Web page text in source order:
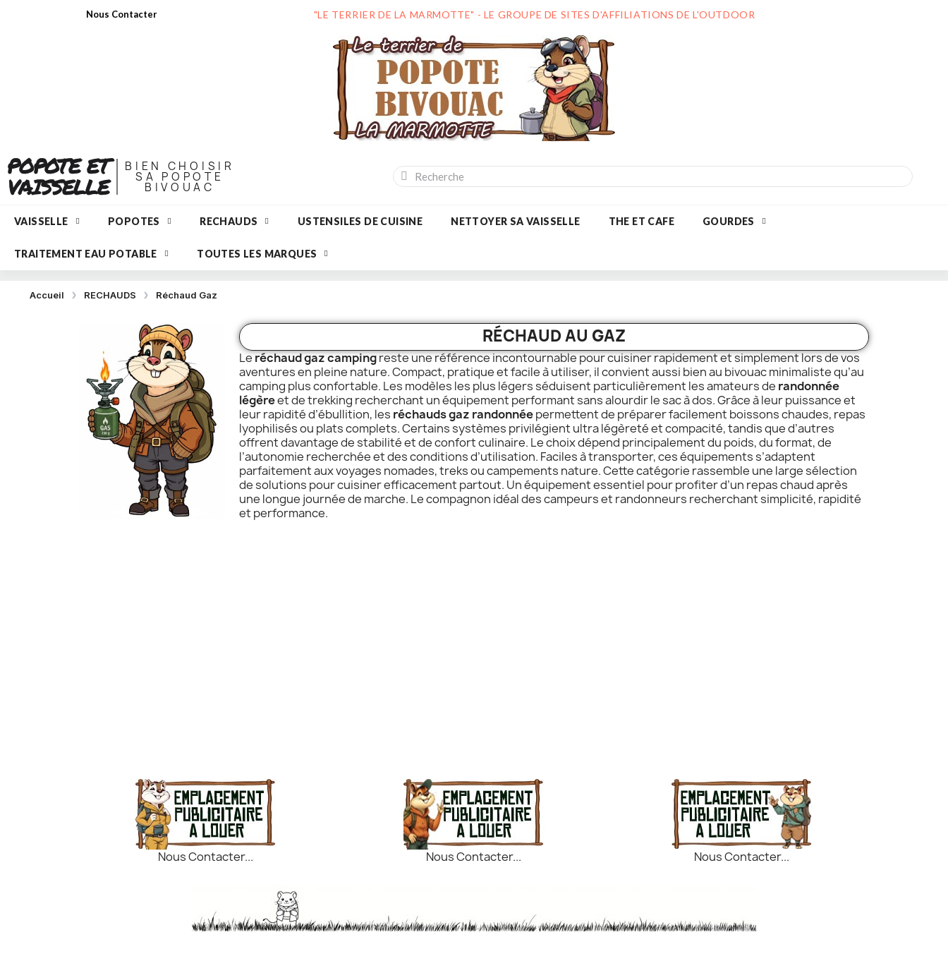
Nous Contacter "LE TERRIER DE LA MARMOTTE" - LE GROUPE DE SITES D'AFFILIATIONS DE L'OUTDOOR
POPOTE ET
VAISSELLE
BIEN CHOISIR
SA POPOTE
BIVOUAC
VAISSELLE POPOTES RECHAUDS USTENSILES DE CUISINE NETTOYER SA VAISSELLE THE ET CAFE GOURDES
TRAITEMENT EAU POTABLE TOUTES LES MARQUES
Accueil RECHAUDS Réchaud Gaz
RÉCHAUD AU GAZ
Leréchaud gaz campingreste une référence incontournable pour cuisiner rapidement et simplement lors de vos
aventures en pleine nature. Compact, pratique et facile à utiliser, il convient aussi bien au bivouac minimaliste qu’au
camping plus confortable. Les modèles les plus légers séduisent particulièrement les amateurs de randonnée
légèreet de trekking recherchant un équipement performant sans alourdir le sac à dos. Grâce à leur puissance et
leur rapidité d’ébullition, les réchauds gaz randonnéepermettent de préparer facilement boissons chaudes, repas
lyophilisés ou plats complets. Certains systèmes privilégient ultra légèreté et compacité, tandis que d’autres
offrent davantage de stabilité et de confort culinaire. Le choix dépend principalement du poids, du format, de
l’autonomie recherchée et des conditions d’utilisation. Faciles à transporter, ces équipements s’adaptent
parfaitement aux voyages nomades, treks ou campements nature. Cette catégorie rassemble une large sélection
de solutions pour cuisiner efficacement partout. Un équipement essentiel pour profiter d’un repas chaud après
une longue journée de marche. Le compagnon idéal des campeurs et randonneurs recherchant simplicité, rapidité
et performance.
Nous Contacter... Nous Contacter... Nous Contacter...